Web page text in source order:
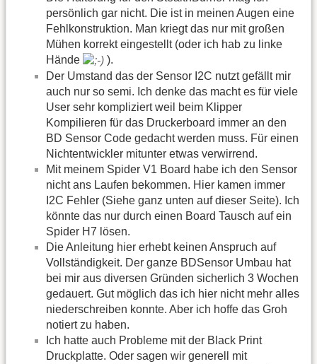
persönlich gar nicht. Die ist in meinen Augen eine
Fehlkonstruktion. Man kriegt das nur mit großen
Mühen korrekt eingestellt (oder ich hab zu linke
Hände
).
Der Umstand das der Sensor I2C nutzt gefällt mir
auch nur so semi. Ich denke das macht es für viele
User sehr kompliziert weil beim Klipper
Kompilieren für das Druckerboard immer an den
BD Sensor Code gedacht werden muss. Für einen
Nichtentwickler mitunter etwas verwirrend.
Mit meinem Spider V1 Board habe ich den Sensor
nicht ans Laufen bekommen. Hier kamen immer
I2C Fehler (Siehe ganz unten auf dieser Seite). Ich
könnte das nur durch einen Board Tausch auf ein
Spider H7 lösen.
Die Anleitung hier erhebt keinen Anspruch auf
Vollständigkeit. Der ganze BDSensor Umbau hat
bei mir aus diversen Gründen sicherlich 3 Wochen
gedauert. Gut möglich das ich hier nicht mehr alles
niederschreiben konnte. Aber ich hoffe das Groh
notiert zu haben.
Ich hatte auch Probleme mit der Black Print
Druckplatte. Oder sagen wir generell mit